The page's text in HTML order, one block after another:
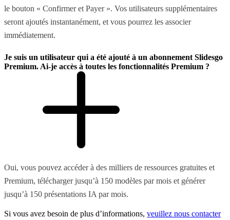
le bouton « Confirmer et Payer ». Vos utilisateurs supplémentaires
seront ajoutés instantanément, et vous pourrez les associer
immédiatement.
Je suis un utilisateur qui a été ajouté à un abonnement Slidesgo
Premium. Ai-je accès à toutes les fonctionnalités Premium ?
Oui, vous pouvez accéder à des milliers de ressources gratuites et
Premium, télécharger jusqu’à 150 modèles par mois et générer
jusqu’à 150 présentations IA par mois.
Si vous avez besoin de plus d’informations, veuillez nous contacter